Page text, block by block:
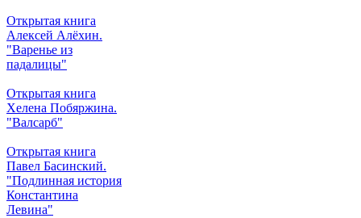
Открытая книга
Алексей Алёхин.
"Варенье из
падалицы"
Открытая книга
Хелена Побяржина.
"Валсарб"
Открытая книга
Павел Басинский.
"Подлинная история
Константина
Левина"